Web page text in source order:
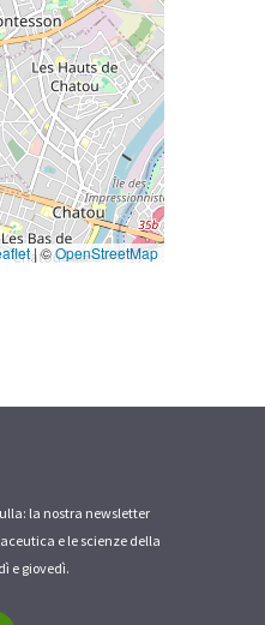
|©OpenStreetMap
la nostra newsletter
e le scienze della
e giovedì.